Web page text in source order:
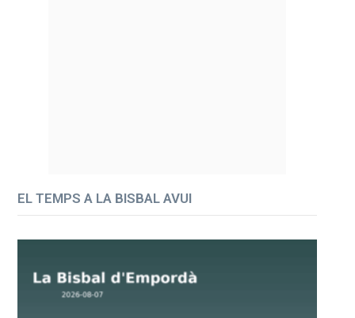
EL TEMPS A LA BISBAL AVUI